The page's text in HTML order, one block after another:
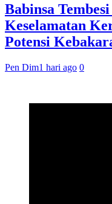
Babinsa
Keselamatan
Potensi
Pen Dim1 hari ago 0